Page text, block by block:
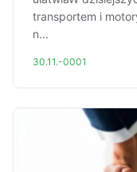
transportem i
n...
30.11.-0001